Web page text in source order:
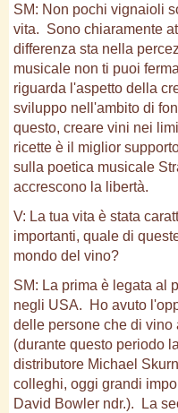
SM: Non pochi vignaioli
vita. Sono chiaramente
differenza sta nella
musicale non ti puoi
riguarda l'aspetto della
sviluppo nell'ambito di
questo, creare vini nei
ricette è il miglior
sulla poetica musicale
accrescono la libertà.
V: La tua vita è stata
importanti, quale di
mondo del vino?
SM: La prima è legata al
negli USA. Ho avuto
delle persone che di vino
(durante questo periodo
distributore Michael
colleghi, oggi grandi
David Bowler ndr.). La